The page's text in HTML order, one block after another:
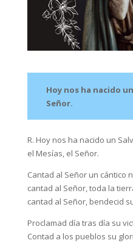
Hoy nos ha nacido
Señor.
R. Hoy nos ha nacido un
el Mesías, el Señor.
Cantad al Señor un cántico
cantad al Señor, toda la
cantad al Señor, bendecid
Proclamad día tras día su
Contad a los pueblos su